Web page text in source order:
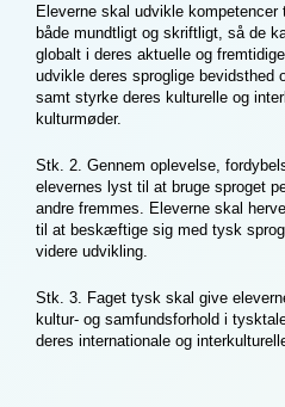
Eleverne skal udvikle
både mundtligt og skriftligt, så de
globalt i deres aktuelle og
udvikle deres sproglige bevidsthed
samt styrke deres kulturelle og
kulturmøder.
Stk. 2. Gennem oplevelse,
elevernes lyst til at bruge sproget
andre fremmes. Eleverne skal
til at beskæftige sig med tysk
videre udvikling.
Stk. 3. Faget tysk skal give
kultur- og samfundsforhold i
deres internationale og